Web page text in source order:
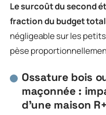
Le surcoût du second
fraction du budget total
négligeable sur les
pèse
Ossature bois
maçonnée :
d’une maison